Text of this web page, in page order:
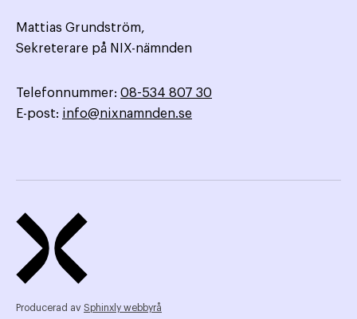
Mattias Grundström,
Sekreterare på NIX-nämnden
Telefonnummer: 08-534 807 30
E-post: info@nixnamnden.se
Producerad av Sphinxly webbyrå